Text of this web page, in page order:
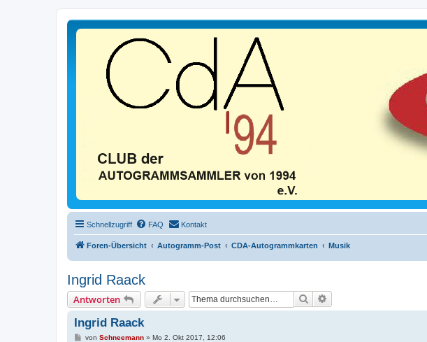
Schnellzugriff FAQ Kontakt
Foren-Übersicht Autogramm-Post CDA-Autogrammkarten Musik
Ingrid Raack
Antworten Suche
Ingrid Raack
Bvon Schneemann» Mo 2. Okt 2017, 12:06